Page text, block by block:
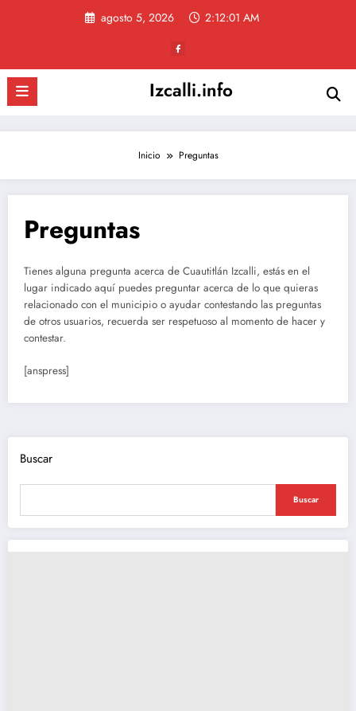
agosto 5, 2026 2:12:01 AM
Izcalli.info
Inicio Preguntas
Preguntas
Tienes alguna pregunta acerca de Cuautitlán Izcalli, estás en el
lugar indicado aquí puedes preguntar acerca de lo que quieras
relacionado con el municipio o ayudar contestando las preguntas
de otros usuarios, recuerda ser respetuoso al momento de hacer y
contestar.
[anspress]
Buscar
Buscar